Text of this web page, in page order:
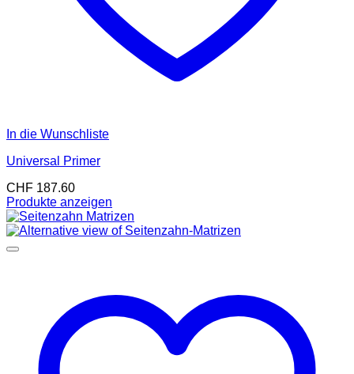
In die Wunschliste
Universal Primer
CHF 187.60
Produkte anzeigen